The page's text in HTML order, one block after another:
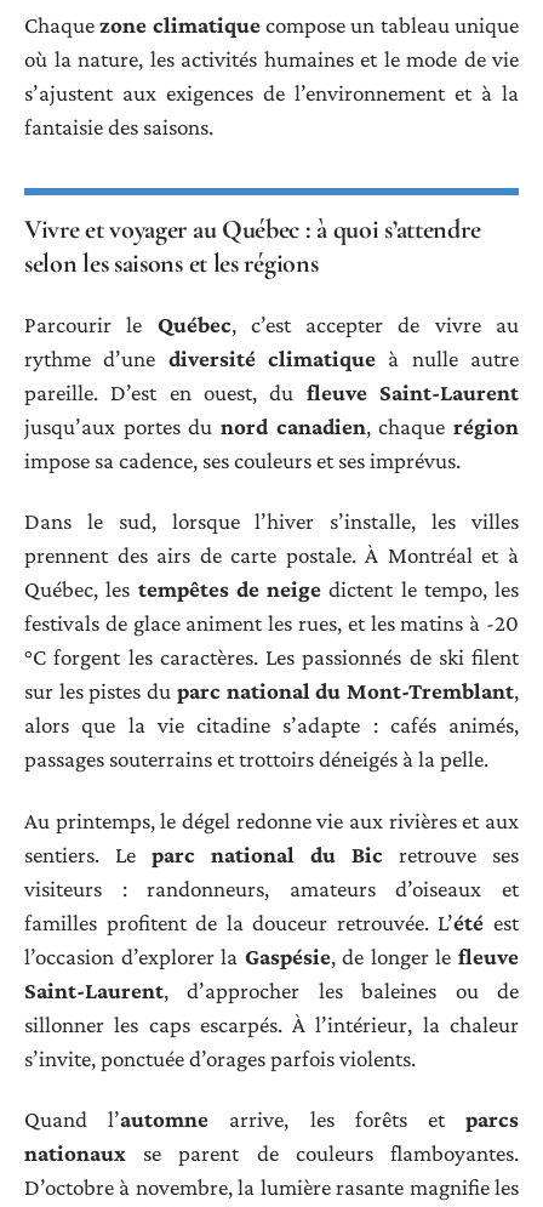
Chaquezone climatiquecompose un tableau unique
où la nature, les activités humaines et le mode de vie
s’ajustent aux exigences de l’environnement et à la
fantaisie des saisons.
Vivre et voyager au Québec : à quoi s’attendre
selon les saisons et les régions
Parcourir le Québec, c’est accepter de vivre au
rythme d’une diversité climatique à nulle autre
pareille. D’est en ouest, du fleuve Saint-Laurent
jusqu’aux portes du nord canadien, chaquerégion
impose sa cadence, ses couleurs et ses imprévus.
Dans le sud, lorsque l’hiver s’installe, les villes
prennent des airs de carte postale. À Montréal et à
Québec, les tempêtes de neige dictent le tempo, les
festivals de glace animent les rues, et les matins à -20
°C forgent les caractères. Les passionnés de ski filent
sur les pistes du parc national du Mont-Tremblant,
alors que la vie citadine s’adapte : cafés animés,
passages souterrains et trottoirs déneigés à la pelle.
Au printemps, le dégel redonne vie aux rivières et aux
sentiers. Le parc national du Bic retrouve ses
visiteurs : randonneurs, amateurs d’oiseaux et
familles profitent de la douceur retrouvée. L’été est
l’occasion d’explorer la Gaspésie, de longer lefleuve
Saint-Laurent, d’approcher les baleines ou de
sillonner les caps escarpés. À l’intérieur, la chaleur
s’invite, ponctuée d’orages parfois violents.
Quand l’automne arrive, les forêts etparcs
nationaux se parent de couleurs flamboyantes.
D’octobre à novembre, la lumière rasante magnifie les